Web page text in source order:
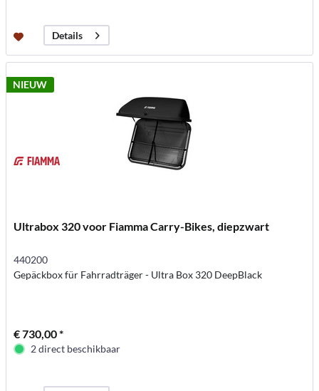
Details
NIEUW
Ultrabox 320 voor Fiamma Carry-Bikes, diepzwart
440200
Gepäckbox für Fahrradträger - Ultra Box 320 DeepBlack
€ 730,00 *
2 direct beschikbaar